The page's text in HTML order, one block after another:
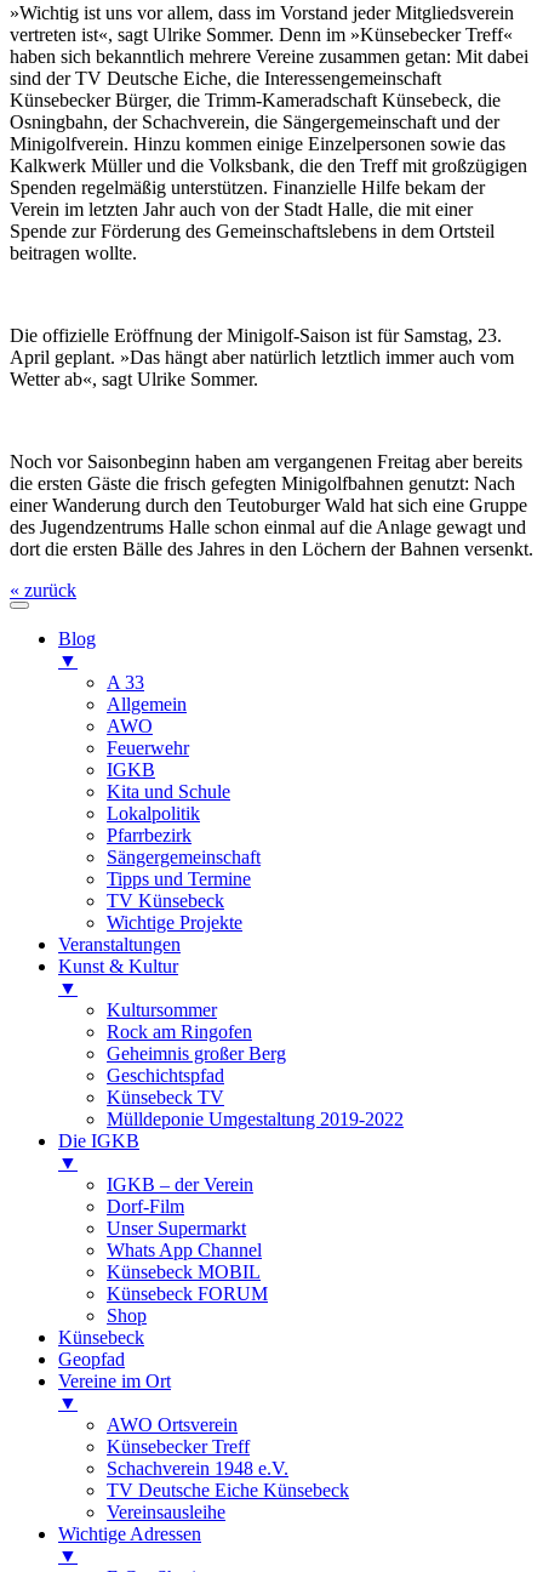
»Wichtig ist uns vor allem, dass im Vorstand jeder Mitgliedsverein
vertreten ist«, sagt Ulrike Sommer. Denn im »Künsebecker Treff«
haben sich bekanntlich mehrere Vereine zusammen getan: Mit dabei
sind der TV Deutsche Eiche, die Interessengemeinschaft
Künsebecker Bürger, die Trimm-Kameradschaft Künsebeck, die
Osningbahn, der Schachverein, die Sängergemeinschaft und der
Minigolfverein. Hinzu kommen einige Einzelpersonen sowie das
Kalkwerk Müller und die Volksbank, die den Treff mit großzügigen
Spenden regelmäßig unterstützen. Finanzielle Hilfe bekam der
Verein im letzten Jahr auch von der Stadt Halle, die mit einer
Spende zur Förderung des Gemeinschaftslebens in dem Ortsteil
beitragen wollte.
Die offizielle Eröffnung der Minigolf-Saison ist für Samstag, 23.
April geplant. »Das hängt aber natürlich letztlich immer auch vom
Wetter ab«, sagt Ulrike Sommer.
Noch vor Saisonbeginn haben am vergangenen Freitag aber bereits
die ersten Gäste die frisch gefegten Minigolfbahnen genutzt: Nach
einer Wanderung durch den Teutoburger Wald hat sich eine Gruppe
des Jugendzentrums Halle schon einmal auf die Anlage gewagt und
dort die ersten Bälle des Jahres in den Löchern der Bahnen versenkt.
« zurück
Blog
▼
A 33
Allgemein
AWO
Feuerwehr
IGKB
Kita und Schule
Lokalpolitik
Pfarrbezirk
Sängergemeinschaft
Tipps und Termine
TV Künsebeck
Wichtige Projekte
Veranstaltungen
Kunst & Kultur
▼
Kultursommer
Rock am Ringofen
Geheimnis großer Berg
Geschichtspfad
Künsebeck TV
Mülldeponie Umgestaltung 2019-2022
Die IGKB
▼
IGKB – der Verein
Dorf-Film
Unser Supermarkt
Whats App Channel
Künsebeck MOBIL
Künsebeck FORUM
Shop
Künsebeck
Geopfad
Vereine im Ort
▼
AWO Ortsverein
Künsebecker Treff
Schachverein 1948 e.V.
TV Deutsche Eiche Künsebeck
Vereinsausleihe
Wichtige Adressen
▼